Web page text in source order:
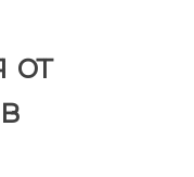
от